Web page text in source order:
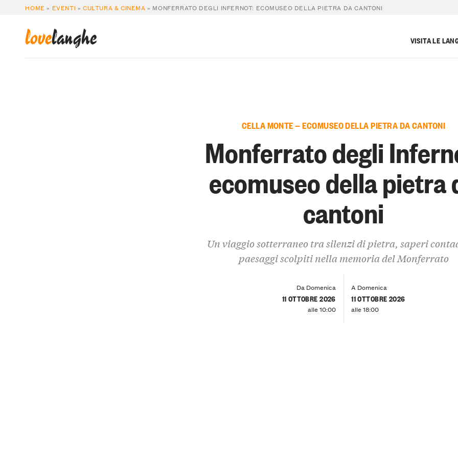
HOME » EVENTI »CULTURA & CINEMA » MONFERRATO DEGLI INFERNOT: ECOMUSEO DELLA PIETRA DA CANTONI
lovelanghe VISITA LE
CELLA MONTE — ECOMUSEO DELLA PIETRA DA CANTONI
Monferrato degli
ecomuseo della pietra
cantoni
Un viaggio sotterraneo tra silenzi di pietra, saperi
paesaggi scolpiti nella memoria del Monferrato
Da Domenica
11 OTTOBRE 2026
alle 10:00
A Domenica
11 OTTOBRE 2026
alle 18:00